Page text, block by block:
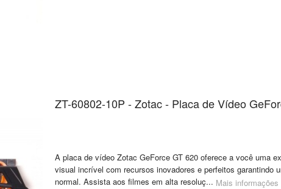
ZT-60802-10P - Zotac - Placa de Vídeo
A placa de vídeo Zotac GeForce GT 620 oferece a você uma
visual incrível com recursos inovadores e perfeitos garantindo
normal. Assista aos filmes em alta resoluç... Mais informações